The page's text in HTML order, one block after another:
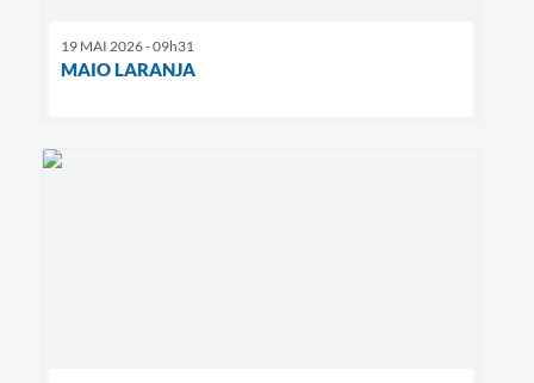
19 MAI 2026 - 09h31
MAIO LARANJA